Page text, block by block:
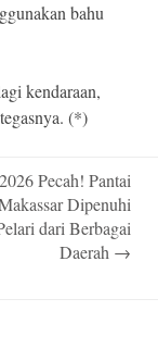
bahu
kendaraan,
(*)
Pecah! Pantai
Dipenuhi
dari Berbagai
Daerah →